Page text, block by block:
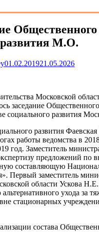
М.О.
Опубликовано
01.02.201921.05.2026
Московской
заседание
социального развития
развития
работы ведомства в
год. Заместитель
предложений по
составляющую
Первый заместитель
области Ускова
ухода за
стационарных
состава